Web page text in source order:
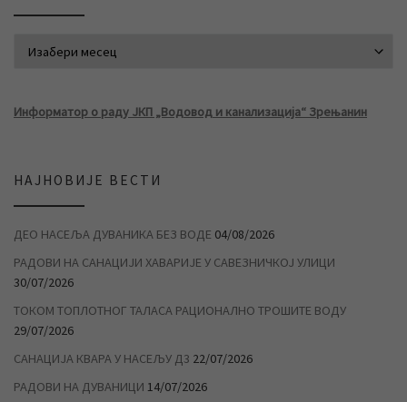
Информатор о раду ЈКП „Водовод и канализација“ Зрењанин
НАЈНОВИЈЕ ВЕСТИ
ДЕО НАСЕЉА ДУВАНИКА БЕЗ ВОДЕ 04/08/2026
РАДОВИ НА САНАЦИЈИ ХАВАРИЈЕ У САВЕЗНИЧКОЈ УЛИЦИ
30/07/2026
ТОКОМ ТОПЛОТНОГ ТАЛАСА РАЦИОНАЛНО ТРОШИТЕ ВОДУ
29/07/2026
САНАЦИЈА КВАРА У НАСЕЉУ Д3 22/07/2026
РАДОВИ НА ДУВАНИЦИ 14/07/2026